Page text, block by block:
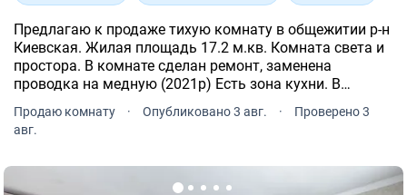
Предлагаю к продаже тихую комнату в общежитии р-н
Киевская. Жилая площадь 17.2 м.кв. Комната света и
простора. В комнате сделан ремонт, заменена
проводка на медную (2021р) Есть зона кухни. В
комнате остаются встроенная мебель: кухня,
встроенный шкаф и комод.
Продаю комнату · Опубликовано 3 авг. ·
Проверено 3
авг.